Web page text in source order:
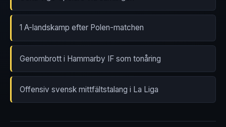
1 A-landskamp efter Polen-matchen
Genombrott i Hammarby IF som tonåring
Offensiv svensk mittfältstalang i La Liga